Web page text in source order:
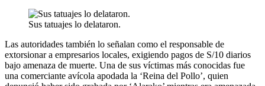
Sus tatuajes lo delataron.
Las autoridades también lo señalan como el responsable de
extorsionar a empresarios locales, exigiendo pagos de S/10 diarios
bajo amenaza de muerte. Una de sus víctimas más conocidas fue
una comerciante avícola apodada la ‘Reina del Pollo’, quien